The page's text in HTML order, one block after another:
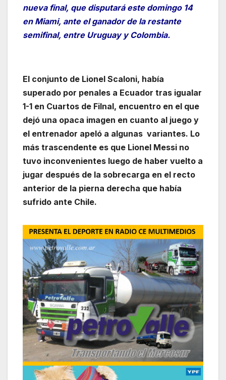
nueva final, que disputará este domingo 14
en Miami, ante el ganador de la restante
semifinal, entre Uruguay y Colombia.
El conjunto de Lionel Scaloni, había
superado por penales a Ecuador tras igualar
1-1 en Cuartos de Filnal, encuentro en el que
dejó una opaca imagen en cuanto al juego y
el entrenador apeló a algunas variantes. Lo
más trascendente es que Lionel Messi no
tuvo inconvenientes luego de haber vuelto a
jugar después de la sobrecarga en el recto
anterior de la pierna derecha que había
sufrido ante Chile.